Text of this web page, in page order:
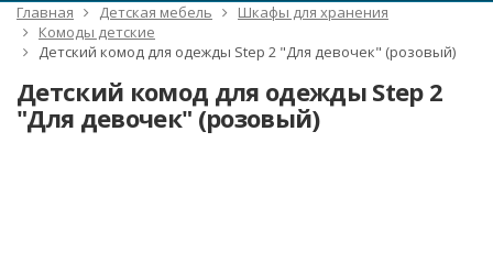
Главная Детская мебель
Шкафы для хранения
Комоды детские
Детский комод для одежды Step 2 "Для девочек" (розовый)
Детский комод для одежды Step 2
"Для девочек" (розовый)